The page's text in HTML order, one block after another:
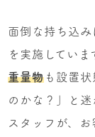
面倒な持ち込み
を実施していま
重量物 も設置
のかな？」と
スタッフが、